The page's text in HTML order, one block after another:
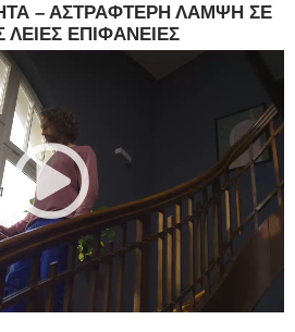
– ΑΣΤΡΑΦΤΕΡΗ ΛΑΜΨΗ ΣΕ
ΛΕΙΕΣ ΕΠΙΦΑΝΕΙΕΣ